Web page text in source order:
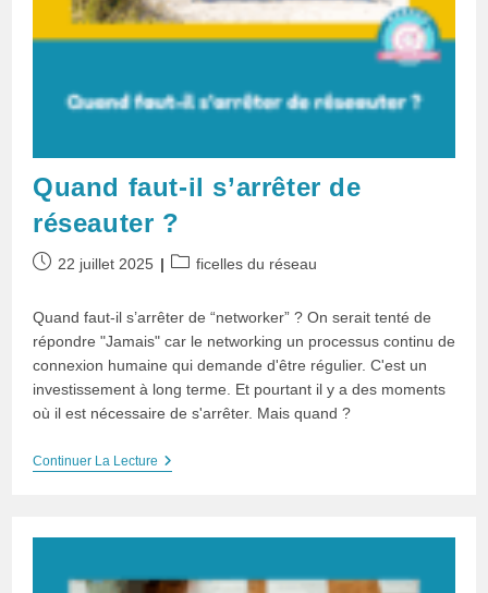
Quand faut-il s’arrêter de
réseauter ?
Publication
22 juillet 2025
Postficelles du réseau
Quand faut-il s’arrêter de “networker” ? On serait tenté de
répondre "Jamais" car le networking un processus continu de
connexion humaine qui demande d'être régulier. C'est un
investissement à long terme. Et pourtant il y a des moments
où il est nécessaire de s'arrêter. Mais quand ?
Continuer La LectureQuand